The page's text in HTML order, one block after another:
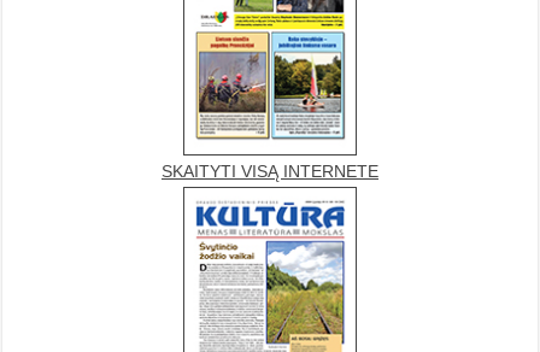
SKAITYTI VISĄ INTERNETE